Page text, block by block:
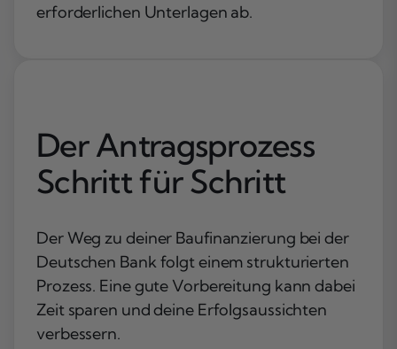
erforderlichen Unterlagen ab.
Der Antragsprozess
Schritt für Schritt
Der Weg zu deiner Baufinanzierung bei der
Deutschen Bank folgt einem strukturierten
Prozess. Eine gute Vorbereitung kann dabei
Zeit sparen und deine Erfolgsaussichten
verbessern.